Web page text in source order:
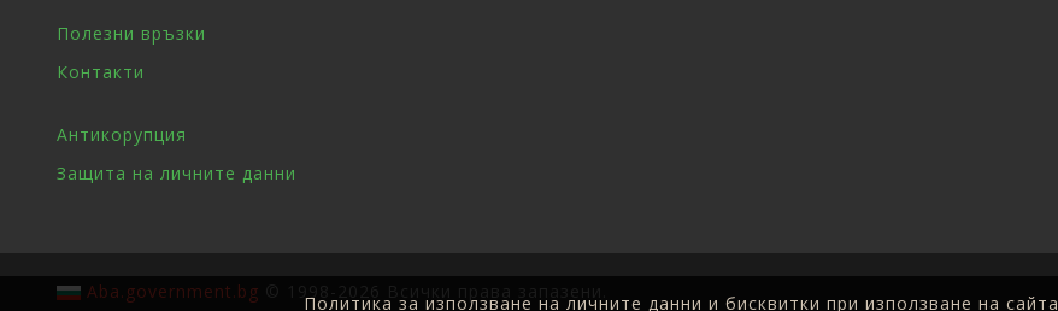
Полезни връзки
Контакти
Антикорупция
Защита на личните данни
Aba.government.bg
Политика за използване на личните данни и бисквитки при използване на сайта